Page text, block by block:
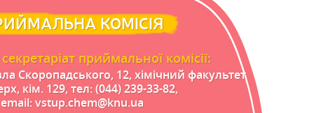
КОМІСІЯ
приймальної комісії:
Скоропадського, 12, хімічний факультет
кім. 129, тел: (044) 239-33-82,
email: vstup.chem@knu.ua